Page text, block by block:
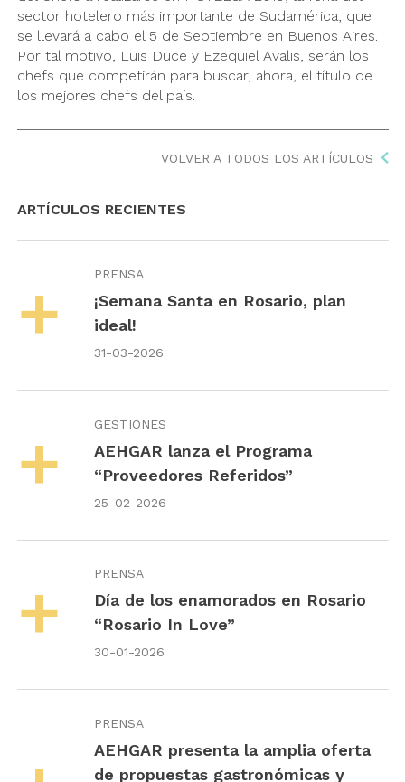
sector hotelero más importante de Sudamérica, que
se llevará a cabo el 5 de Septiembre en Buenos Aires.
Por tal motivo, Luis Duce y Ezequiel Avalis, serán los
chefs que competirán para buscar, ahora, el título de
los mejores chefs del país.
VOLVER A TODOS LOS ARTÍCULOS
ARTÍCULOS RECIENTES
PRENSA
¡Semana Santa en Rosario, plan
ideal!
31-03-2026
GESTIONES
AEHGAR lanza el Programa
“Proveedores Referidos”
25-02-2026
PRENSA
Día de los enamorados en Rosario
“Rosario In Love”
30-01-2026
PRENSA
AEHGAR presenta la amplia oferta
de propuestas gastronómicas y